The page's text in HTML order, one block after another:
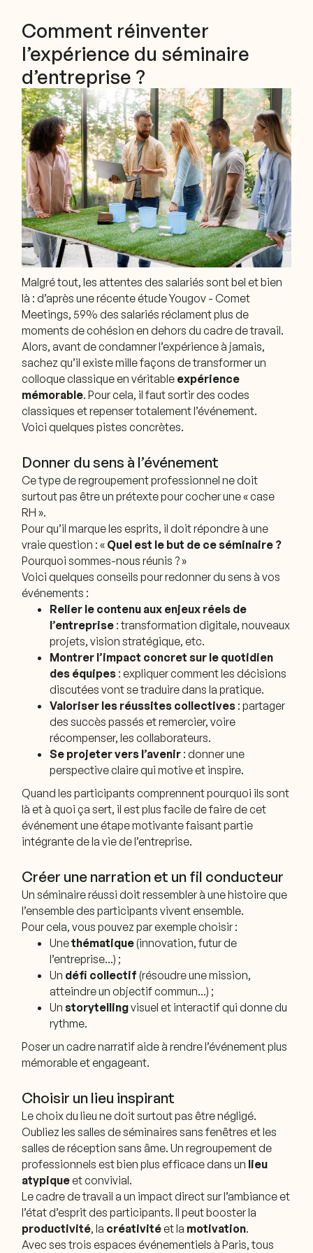
Comment réinventer
l’expérience du séminaire
d’entreprise ?
Malgré tout, les attentes des salariés sont bel et bien
là : d’après une récente étude Yougov - Comet
Meetings, 59% des salariés réclament plus de
moments de cohésion en dehors du cadre de travail.
Alors, avant de condamner l’expérience à jamais,
sachez qu’il existe mille façons de transformer un
colloque classique en véritable expérience
mémorable. Pour cela, il faut sortir des codes
classiques et repenser totalement l’événement.
Voici quelques pistes concrètes.
Donner du sens à l’événement
Ce type de regroupement professionnel ne doit
surtout pas être un prétexte pour cocher une « case
RH ».
Pour qu’il marque les esprits, il doit répondre à une
vraie question : « Quel est le but de ce séminaire ?
Pourquoi sommes-nous réunis ? »
Voici quelques conseils pour redonner du sens à vos
événements :
Relier le contenu aux enjeux réels de
l’entreprise : transformation digitale, nouveaux
projets, vision stratégique, etc.
Montrer l’impact concret sur le quotidien
des équipes : expliquer comment les décisions
discutées vont se traduire dans la pratique.
Valoriser les réussites collectives : partager
des succès passés et remercier, voire
récompenser, les collaborateurs.
Se projeter vers l’avenir : donner une
perspective claire qui motive et inspire.
Quand les participants comprennentpourquoi ils sont
là et à quoi ça sert, il est plus facile de faire de cet
événement une étape motivante faisant partie
intégrante de la vie de l’entreprise.
Créer une narration et un fil conducteur
Un séminaire réussi doit ressembler à une histoire que
l’ensemble des participants vivent ensemble.
Pour cela, vous pouvez par exemple choisir :
Unethématique(innovation, futur de
l’entreprise…) ;
Un défi collectif (résoudre une mission,
atteindre un objectif commun…) ;
Unstorytellingvisuel et interactif qui donne du
rythme.
Poser un cadre narratif aide à rendre l’événement plus
mémorable et engageant.
Choisir un lieu inspirant
Le choix du lieu ne doit surtout pas être négligé.
Oubliez les salles de séminaires sans fenêtres et les
salles de réception sans âme. Un regroupement de
professionnels est bien plus efficace dans un lieu
atypiqueet convivial.
Le cadre de travail a un impact direct sur l’ambiance et
l’état d’esprit des participants. Il peut booster la
productivité, la créativitéet la motivation.
Avec ses trois espaces événementiels à Paris, tous